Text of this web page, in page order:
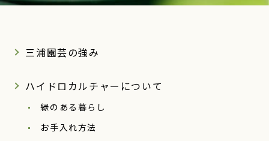
三浦園芸の強み
ハイドロカルチャーについて
緑のある暮らし
お手入れ方法